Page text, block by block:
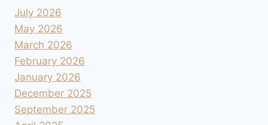
July 2026
May 2026
March 2026
February 2026
January 2026
December 2025
September 2025